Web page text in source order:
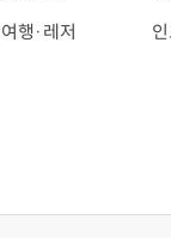
여행·레저